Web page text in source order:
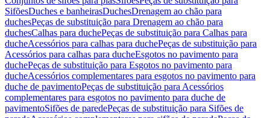
SifõesDuches e banheirasDuchesDrenagem ao chão para
duchesPeças de substituição para Drenagem ao chão para
duchesCalhas para duchePeças de substituição para Calhas para
ducheAcessórios para calhas para duchePeças de substituição para
Acessórios para calhas para ducheEsgotos no pavimento para
duchePeças de substituição para Esgotos no pavimento para
ducheAcessórios complementares para esgotos no pavimento para
duche de pavimentoPeças de substituição para Acessórios
complementares para esgotos no pavimento para duche de
pavimentoSifões de paredePeças de substituição para Sifões de